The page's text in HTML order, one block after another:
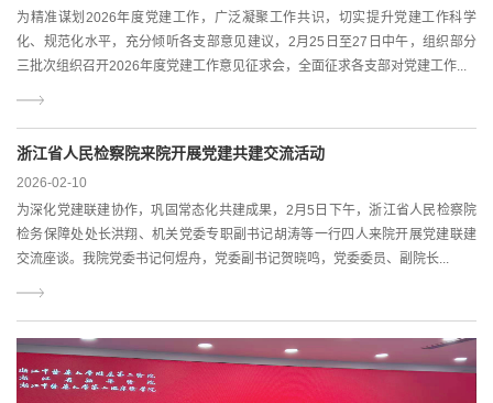
为精准谋划2026年度党建工作，广泛凝聚工作共识，切实提升党建工作科学
化、规范化水平，充分倾听各支部意见建议，2月25日至27日中午，组织部分
三批次组织召开2026年度党建工作意见征求会，全面征求各支部对党建工作...
浙江省人民检察院来院开展党建共建交流活动
2026-02-10
为深化党建联建协作，巩固常态化共建成果，2月5日下午，浙江省人民检察院
检务保障处处长洪翔、机关党委专职副书记胡涛等一行四人来院开展党建联建
交流座谈。我院党委书记何煜舟，党委副书记贺晓鸣，党委委员、副院长...